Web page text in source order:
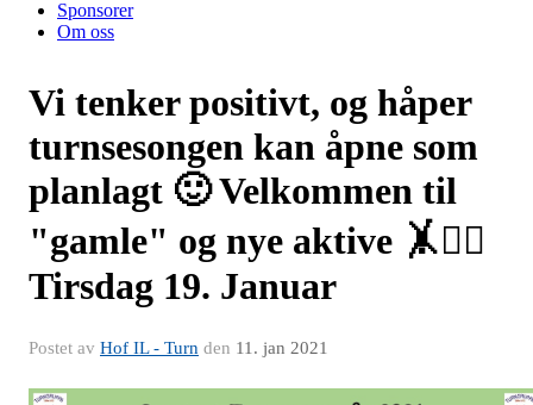
Sponsorer
Om oss
Vi tenker positivt, og håper
turnsesongen kan åpne som
planlagt 🙂 Velkommen til
"gamle" og nye aktive 🤸🤸‍♂️
Tirsdag 19. Januar
Postet av Hof IL - Turn den 11. jan 2021